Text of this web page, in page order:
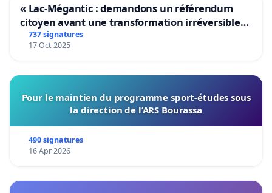
« Lac-Mégantic : demandons un référendum
citoyen avant une transformation irréversible
de notre territoire »
737 signatures
17 Oct 2025
Pour le maintien du programme sport-études sous
la direction de l’ARS Bourassa
490 signatures
16 Apr 2026